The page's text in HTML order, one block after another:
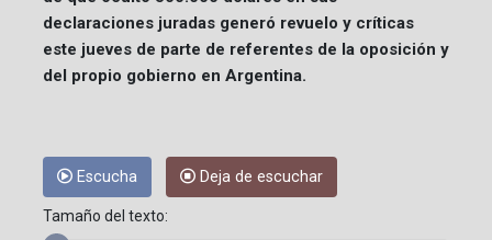
declaraciones juradas generó revuelo y críticas
este jueves de parte de referentes de la oposición y
del propio gobierno en Argentina.
Escucha Deja de escuchar
Tamaño del texto: